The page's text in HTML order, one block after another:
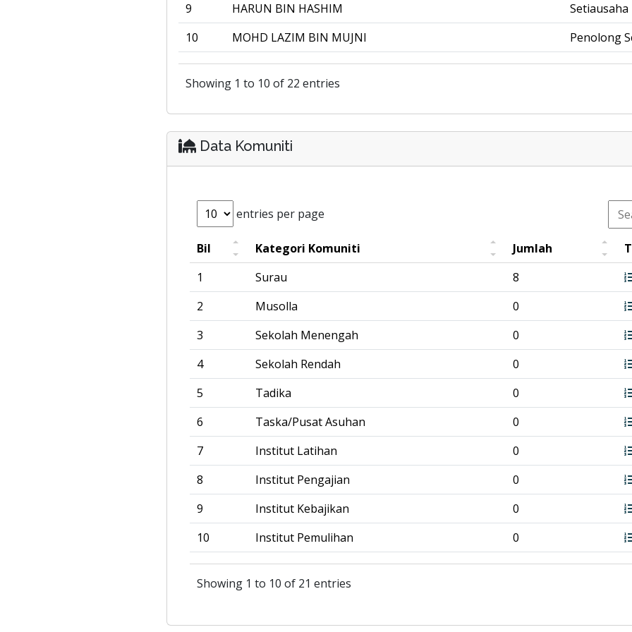
9 HARUN BIN HASHIM
Setiausaha
10
MOHD LAZIM BIN MUJNI Penolong
Showing 1 to 10 of 22 entries
Data Komuniti
entries per page
Bil Kategori Komuniti Jumlah
1
Surau
8
2
Musolla
0
3
Sekolah Menengah
0
4
Sekolah Rendah
0
5
Tadika
0
6
Taska/Pusat Asuhan
0
7
Institut Latihan
0
8
Institut Pengajian
0
9
Institut Kebajikan
0
10
Institut Pemulihan 0
Showing 1 to 10 of 21 entries